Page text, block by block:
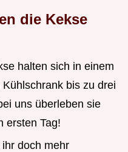
die Kekse
halten sich in einem
bis zu drei
uns überleben sie
ersten Tag!
ihr doch mehr